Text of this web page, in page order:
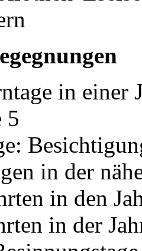
in einer
5
in der
in den
in der